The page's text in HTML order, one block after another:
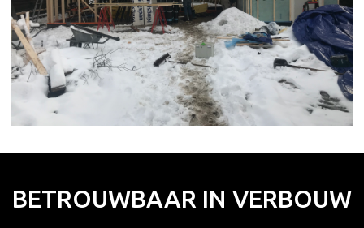
BETROUWBAAR IN VERBOUW